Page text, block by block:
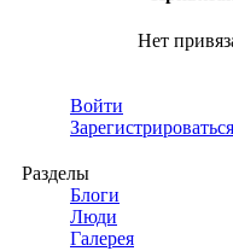
Нет
Войти
Зарегистрироваться
Разделы
Блоги
Люди
Галерея